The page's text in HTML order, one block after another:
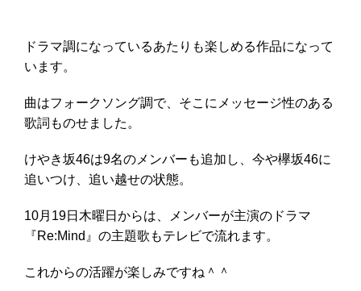
ドラマ調になっているあたりも楽しめる作品になって
います。
曲はフォークソング調で、そこにメッセージ性のある
歌詞ものせました。
けやき坂46は9名のメンバーも追加し、今や欅坂46に
追いつけ、追い越せの状態。
10月19日木曜日からは、メンバーが主演のドラマ
『Re:Mind』の主題歌もテレビで流れます。
これからの活躍が楽しみですね＾＾